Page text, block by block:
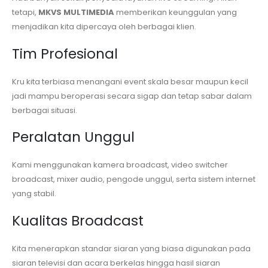
tetapi, MKVS MULTIMEDIAmemberikan keunggulan yang
menjadikan kita dipercaya oleh berbagai klien.
Tim Profesional
Kru kita terbiasa menangani event skala besar maupun kecil
jadi mampu beroperasi secara sigap dan tetap sabar dalam
berbagai situasi.
Peralatan Unggul
Kami menggunakan kamera broadcast, video switcher
broadcast, mixer audio, pengode unggul, serta sistem internet
yang stabil.
Kualitas Broadcast
Kita menerapkan standar siaran yang biasa digunakan pada
siaran televisi dan acara berkelas hingga hasil siaran